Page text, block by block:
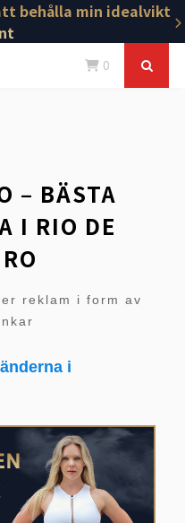
behålla min idealvikt
0
– BÄSTA
I RIO DE
reklam i form av